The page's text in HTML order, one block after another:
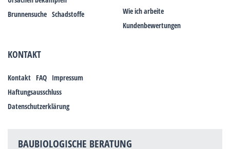
Brunnensuche Schadstoffe
Wie ich arbeite
Kundenbewertungen
KONTAKT
Kontakt FAQ Impressum
Haftungsausschluss
Datenschutzerklärung
BAUBIOLOGISCHE BERATUNG